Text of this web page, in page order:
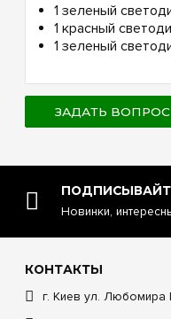
1 зеленый
1 красный
1 зеленый
ЗАДАТЬ ВОПРОС
Новинки,
КОНТАКТЫ
г. Киев ул. Любомира